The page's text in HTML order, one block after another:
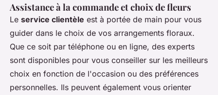
Assistance à la commande et choix de fleurs
Le service clientèle est à portée de main pour vous
guider dans le choix de vos arrangements floraux.
Que ce soit par téléphone ou en ligne, des experts
sont disponibles pour vous conseiller sur les meilleurs
choix en fonction de l'occasion ou des préférences
personnelles. Ils peuvent également vous orienter